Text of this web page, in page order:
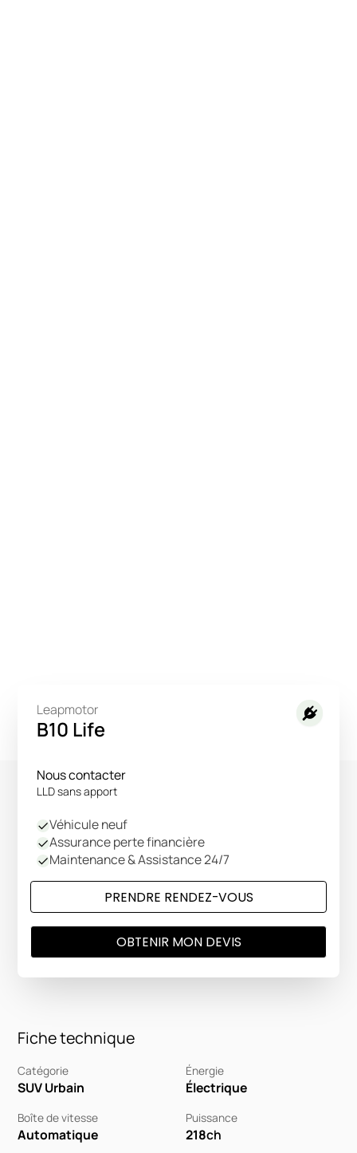
Fiche technique
Catégorie
SUV Urbain
Énergie
Électrique
Boîte de vitesse
Automatique
Puissance
218ch
Leapmotor
B10 Life
Nous contacter
LLD sans apport
Véhicule neuf
Assurance perte financière
Maintenance & Assistance 24/7
PRENDRE RENDEZ-VOUS
OBTENIR MON DEVIS